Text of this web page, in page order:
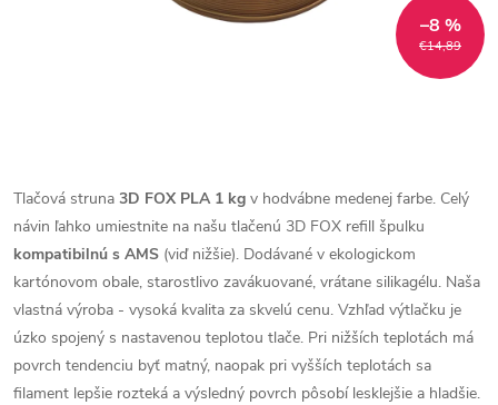
€14,89
–8 %
Tlačová struna 3D FOX PLA 1 kg v hodvábne medenej farbe. Celý
návin ľahko umiestnite na našu tlačenú 3D FOX refill špulku
kompatibilnú s AMS (viď nižšie). Dodávané v ekologickom
kartónovom obale, starostlivo zavákuované, vrátane silikagélu. Naša
vlastná výroba - vysoká kvalita za skvelú cenu. Vzhľad výtlačku je
úzko spojený s nastavenou teplotou tlače. Pri nižších teplotách má
povrch tendenciu byť matný, naopak pri vyšších teplotách sa
filament lepšie rozteká a výsledný povrch pôsobí lesklejšie a hladšie.